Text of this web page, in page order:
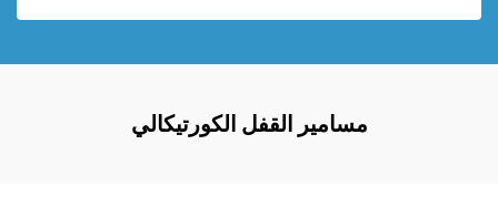
مسامير القفل الكورتيكالي